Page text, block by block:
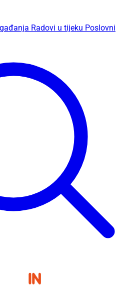
Radovi u tijeku Poslovni